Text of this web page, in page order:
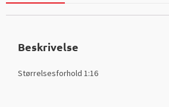
Beskrivelse
Størrelsesforhold 1:16